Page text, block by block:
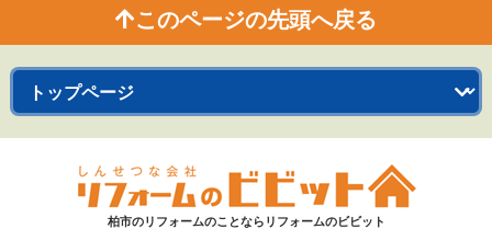
このページの先頭へ戻る
柏市のリフォームのことならリフォームのビビット